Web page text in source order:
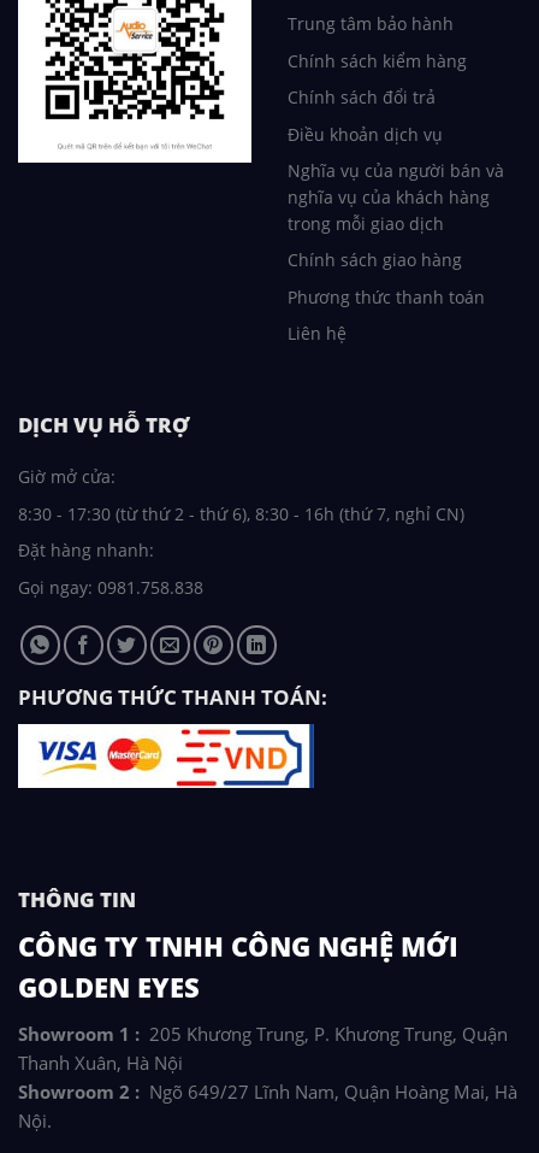
Trung tâm bảo hành
Chính sách kiểm hàng
Chính sách đổi trả
Điều khoản dịch vụ
Nghĩa vụ của người bán và
nghĩa vụ của khách hàng
trong mỗi giao dịch
Chính sách giao hàng
Phương thức thanh toán
Liên hệ
DỊCH VỤ HỖ TRỢ
Giờ mở cửa:
8:30 - 17:30 (từ thứ 2 - thứ 6), 8:30 - 16h (thứ 7, nghỉ CN)
Đặt hàng nhanh:
Gọi ngay: 0981.758.838
PHƯƠNG THỨC THANH TOÁN:
THÔNG TIN
CÔNG TY TNHH CÔNG NGHỆ MỚI
GOLDEN EYES
Showroom 1 : 205 Khương Trung, P. Khương Trung, Quận
Thanh Xuân, Hà Nội
Showroom 2 : Ngõ 649/27 Lĩnh Nam, Quận Hoàng Mai, Hà
Nội.